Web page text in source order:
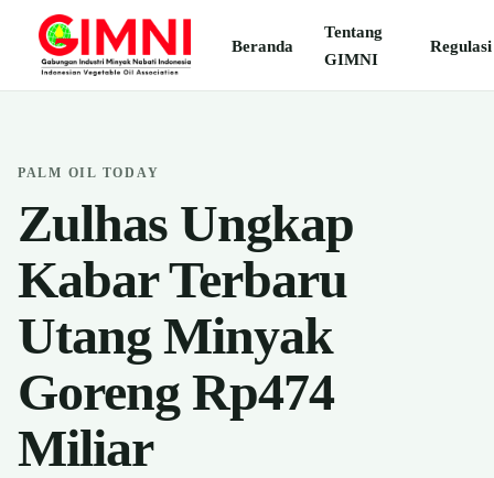
Beranda
Tentang
GIMNI
Regulasi
PALM OIL TODAY
Zulhas Ungkap
Kabar Terbaru
Utang Minyak
Goreng Rp474
Miliar